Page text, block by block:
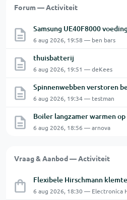
Forum — Activiteit
Samsung UE40F8000
6 aug 2026, 19:58 — ben bars
thuisbatterij
6 aug 2026, 19:51 — deKees
Spinnenwebben verstoren
6 aug 2026, 19:34 — testman
Boiler langzamer warmen
6 aug 2026, 18:56 — arnova
Vraag & Aanbod — Activiteit
6 aug 2026, 18:30 — Electronica